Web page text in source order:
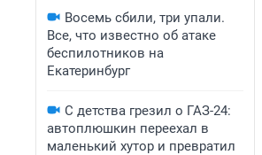
Восемь сбили, три упали.
Все, что известно об атаке
беспилотников на
Екатеринбург
С детства грезил о ГАЗ-24:
автоплюшкин переехал в
маленький хутор и превратил